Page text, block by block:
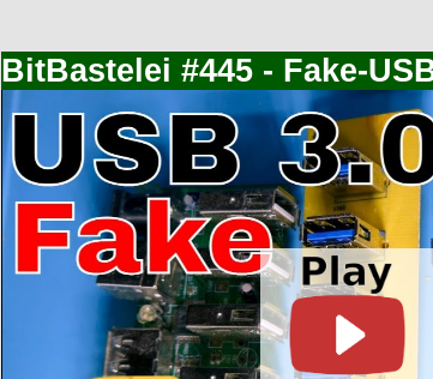
BitBastelei #445 - Fake-